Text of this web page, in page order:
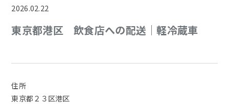
2026.02.22
東京都港区 飲食店への配送｜軽冷蔵車
住所
東京都２３区港区